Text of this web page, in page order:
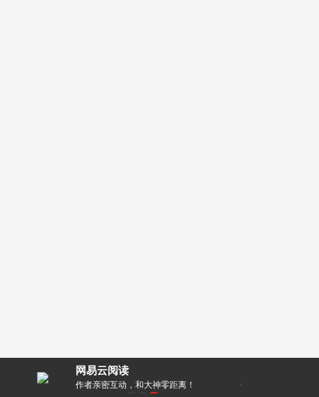
网易云阅读
作者亲密互动，和大神零距离！ 每天都有阅点领，